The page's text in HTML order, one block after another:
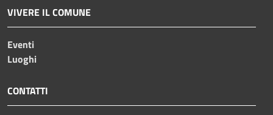
VIVERE IL COMUNE
Eventi
Luoghi
CONTATTI